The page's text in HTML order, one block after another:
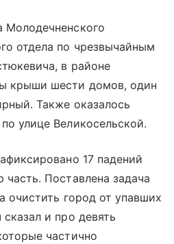
Молодечненского
отдела по чрезвычайным
в районе
крыши шести домов, один
Также оказалось
улице Великосельской.
17 падений
Поставлена задача
очистить город от упавших
и про девять
частично